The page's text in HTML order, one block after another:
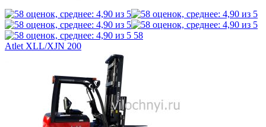
58
Atlet XLL/XJN 200